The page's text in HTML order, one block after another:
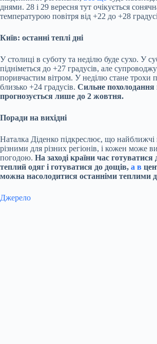
днями. 28 і 29 вересня тут очікується
температурою повітря від +22 до +28
Київ: останні теплі дні
У столиці в суботу та неділю буде сухо. У
підніметься до +27 градусів, але
поривчастим вітром. У неділю стане трохи
близько +24 градусів. Сильне похолодання
прогнозується лише до 2 жовтня.
Поради на вихідні
Наталка Діденко підкреслює, що найближчі
різними для різних регіонів, і кожен може
погодою. На заході країни час готуватися
теплий одяг і готуватися до дощів, а в
можна насолодитися останніми теплими
Джерело